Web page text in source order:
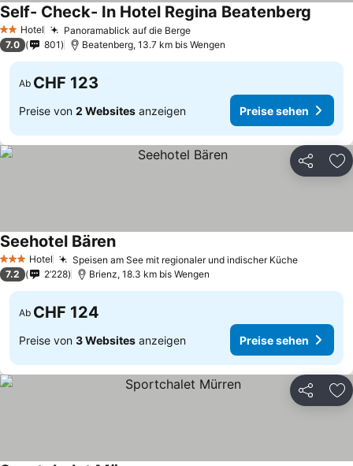
2 Sterne
Hotel Panoramablick auf die BergePreise sehen
Self- Check- In Hotel Regina Beatenberg
7.0 801 Beatenberg, 13.7 km bis Wengen
Ab CHF 123
Preise von 2 Websites anzeigen Preise sehen
Teilen
3 SterneHotel Speisen am See mit regionaler und indischer KüchePreise
Seehotel BärenPreise sehen
7.2 2’228 Brienz, 18.3 km bis Wengen
Ab CHF 124
Preise von 3 Websites anzeigen Preise sehen
Teilen